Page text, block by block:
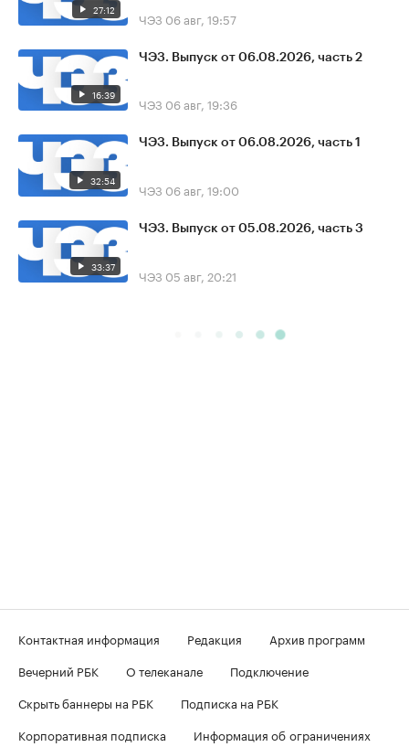
27:12 ЧЭЗ 06 авг, 19:57
16:39
ЧЭЗ. Выпуск от 06.08.2026, часть 2
ЧЭЗ 06 авг, 19:36
32:54
ЧЭЗ. Выпуск от 06.08.2026, часть 1
ЧЭЗ 06 авг, 19:00
33:37
ЧЭЗ. Выпуск от 05.08.2026, часть 3
ЧЭЗ 05 авг, 20:21
Контактная информация Редакция
Архив программ
Вечерний РБК
О телеканале
Подключение
Скрыть баннеры на РБК
Подписка на РБК
Корпоративная подписка
Информация об ограничениях